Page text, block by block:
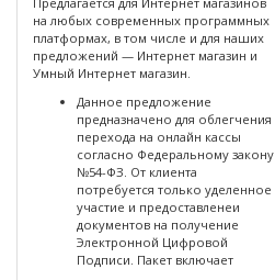
на любых современных программных
платформах, в том числе и для наших
предложений — Интернет магазин и
Умный Интернет магазин.
Данное предложение
предназначено для облегчения
перехода на онлайн кассы
согласно Федеральному закону
№54-ФЗ. От клиента
потребуется только уделенное
участие и предоставленеи
документов на получение
Электронной Цифровой
Подписи. Пакет включает